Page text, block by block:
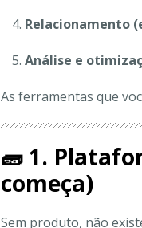
Relacionamento
Análise e
As ferramentas que
🧱 1.
começa)
Sem produto, não